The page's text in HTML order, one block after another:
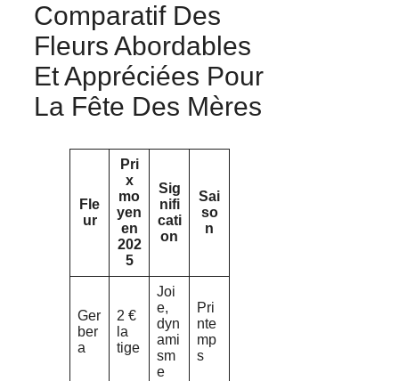
Comparatif Des
Fleurs Abordables
Et Appréciées Pour
La Fête Des Mères
Fle
ur
Pri
x
mo
yen
en
202
5
Sig
nifi
cati
on
Sai
so
n
Ger
ber
a
2 €
la
tige
Joi
e,
dyn
ami
sm
e
Pri
nte
mp
s